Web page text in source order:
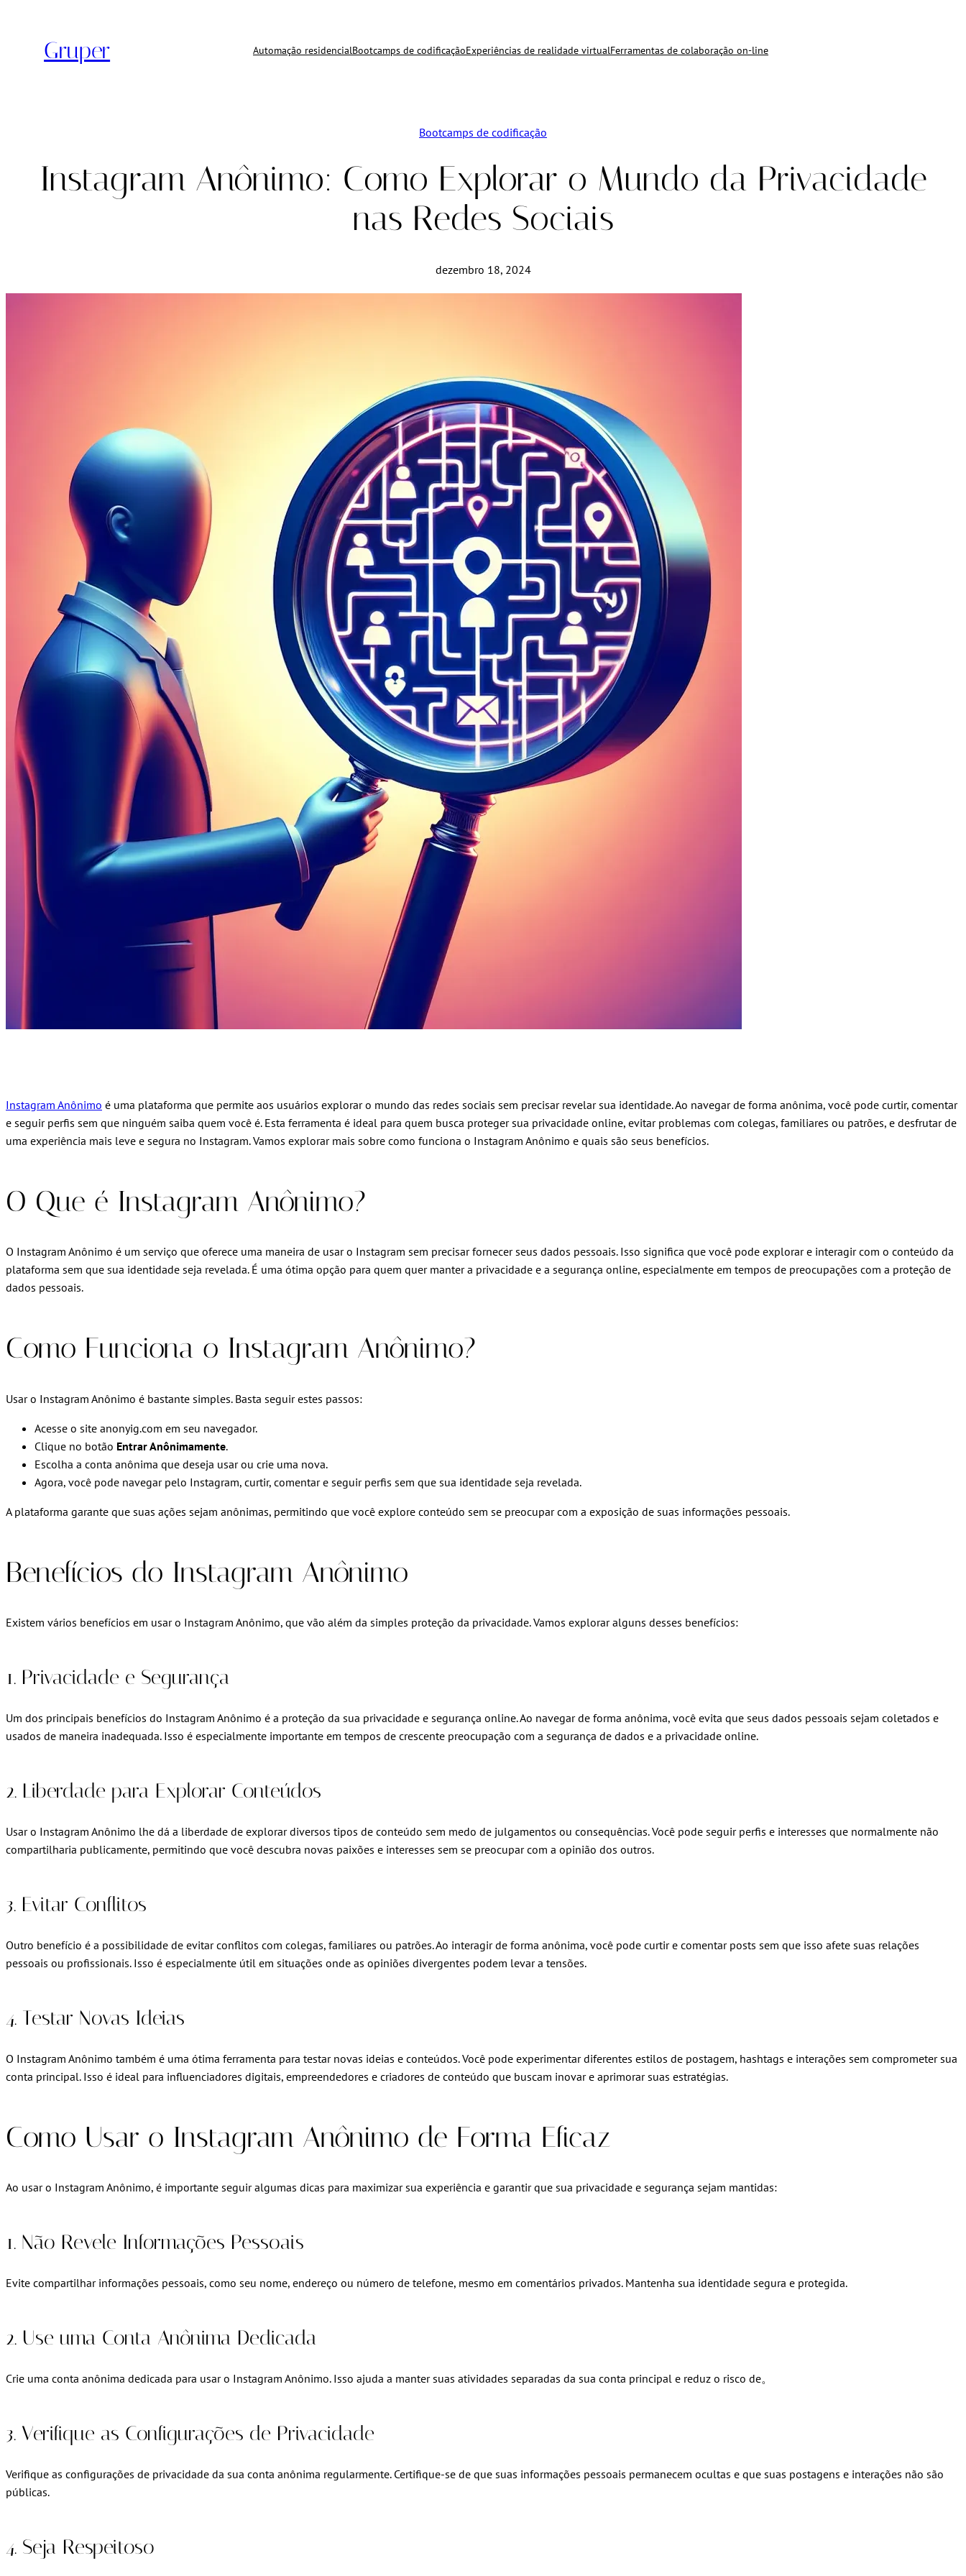
Gruper Automação residencialBootcamps de codificaçãoExperiências de realidade virtualFerramentas de colaboração on-line
Bootcamps de codificação
Instagram Anônimo: Como Explorar o Mundo da Privacidade
nas Redes Sociais
dezembro 18, 2024
Instagram Anônimo é uma plataforma que permite aos usuários explorar o mundo das redes sociais sem precisar revelar sua identidade. Ao navegar de forma anônima, você pode curtir, comentar
e seguir perfis sem que ninguém saiba quem você é. Esta ferramenta é ideal para quem busca proteger sua privacidade online, evitar problemas com colegas, familiares ou patrões, e desfrutar de
uma experiência mais leve e segura no Instagram. Vamos explorar mais sobre como funciona o Instagram Anônimo e quais são seus benefícios.
O Que é Instagram Anônimo?
O Instagram Anônimo é um serviço que oferece uma maneira de usar o Instagram sem precisar fornecer seus dados pessoais. Isso significa que você pode explorar e interagir com o conteúdo da
plataforma sem que sua identidade seja revelada. É uma ótima opção para quem quer manter a privacidade e a segurança online, especialmente em tempos de preocupações com a proteção de
dados pessoais.
Como Funciona o Instagram Anônimo?
Usar o Instagram Anônimo é bastante simples. Basta seguir estes passos:
Acesse o site anonyig.com em seu navegador.
Clique no botão Entrar Anônimamente.
Escolha a conta anônima que deseja usar ou crie uma nova.
Agora, você pode navegar pelo Instagram, curtir, comentar e seguir perfis sem que sua identidade seja revelada.
A plataforma garante que suas ações sejam anônimas, permitindo que você explore conteúdo sem se preocupar com a exposição de suas informações pessoais.
Benefícios do Instagram Anônimo
Existem vários benefícios em usar o Instagram Anônimo, que vão além da simples proteção da privacidade. Vamos explorar alguns desses benefícios:
1. Privacidade e Segurança
Um dos principais benefícios do Instagram Anônimo é a proteção da sua privacidade e segurança online. Ao navegar de forma anônima, você evita que seus dados pessoais sejam coletados e
usados de maneira inadequada. Isso é especialmente importante em tempos de crescente preocupação com a segurança de dados e a privacidade online.
2. Liberdade para Explorar Conteúdos
Usar o Instagram Anônimo lhe dá a liberdade de explorar diversos tipos de conteúdo sem medo de julgamentos ou consequências. Você pode seguir perfis e interesses que normalmente não
compartilharia publicamente, permitindo que você descubra novas paixões e interesses sem se preocupar com a opinião dos outros.
3. Evitar Conflitos
Outro benefício é a possibilidade de evitar conflitos com colegas, familiares ou patrões. Ao interagir de forma anônima, você pode curtir e comentar posts sem que isso afete suas relações
pessoais ou profissionais. Isso é especialmente útil em situações onde as opiniões divergentes podem levar a tensões.
4. Testar Novas Ideias
O Instagram Anônimo também é uma ótima ferramenta para testar novas ideias e conteúdos. Você pode experimentar diferentes estilos de postagem, hashtags e interações sem comprometer sua
conta principal. Isso é ideal para influenciadores digitais, empreendedores e criadores de conteúdo que buscam inovar e aprimorar suas estratégias.
Como Usar o Instagram Anônimo de Forma Eficaz
Ao usar o Instagram Anônimo, é importante seguir algumas dicas para maximizar sua experiência e garantir que sua privacidade e segurança sejam mantidas:
1. Não Revele Informações Pessoais
Evite compartilhar informações pessoais, como seu nome, endereço ou número de telefone, mesmo em comentários privados. Mantenha sua identidade segura e protegida.
2. Use uma Conta Anônima Dedicada
Crie uma conta anônima dedicada para usar o Instagram Anônimo. Isso ajuda a manter suas atividades separadas da sua conta principal e reduz o risco de。
3. Verifique as Configurações de Privacidade
Verifique as configurações de privacidade da sua conta anônima regularmente. Certifique-se de que suas informações pessoais permanecem ocultas e que suas postagens e interações não são
públicas.
4. Seja Respeitoso